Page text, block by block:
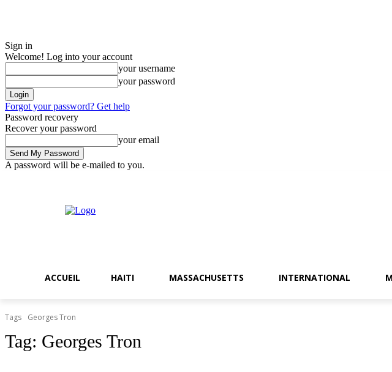
Sign in
Welcome! Log into your account
your username
your password
Forgot your password? Get help
Password recovery
Recover your password
your email
A password will be e-mailed to you.
ACCUEIL HAITI MASSACHUSETTS INTERNATIONAL
Tags Georges Tron
Tag: Georges Tron